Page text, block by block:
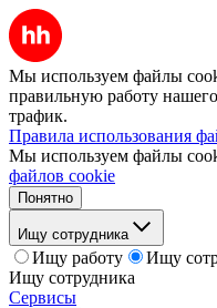
Мы используем файлы
правильную работу
трафик.
Правила использования
Мы используем файлы
файлов cookie
Понятно
Ищу сотрудника
Ищу работу
Ищу
Ищу сотрудника
Сервисы